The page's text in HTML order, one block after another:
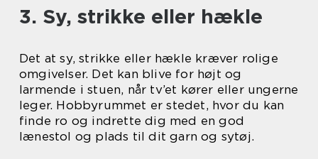
3. Sy, strikke eller hækle
Det at sy, strikke eller hækle kræver rolige
omgivelser. Det kan blive for højt og
larmende i stuen, når tv’et kører eller ungerne
leger. Hobbyrummet er stedet, hvor du kan
finde ro og indrette dig med en god
lænestol og plads til dit garn og sytøj.